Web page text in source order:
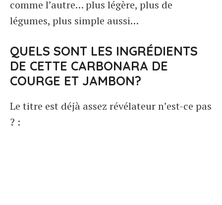
comme l’autre… plus légère, plus de
légumes, plus simple aussi…
QUELS SONT LES INGRÉDIENTS
DE CETTE CARBONARA DE
COURGE ET JAMBON?
Le titre est déjà assez révélateur n’est-ce pas
? :